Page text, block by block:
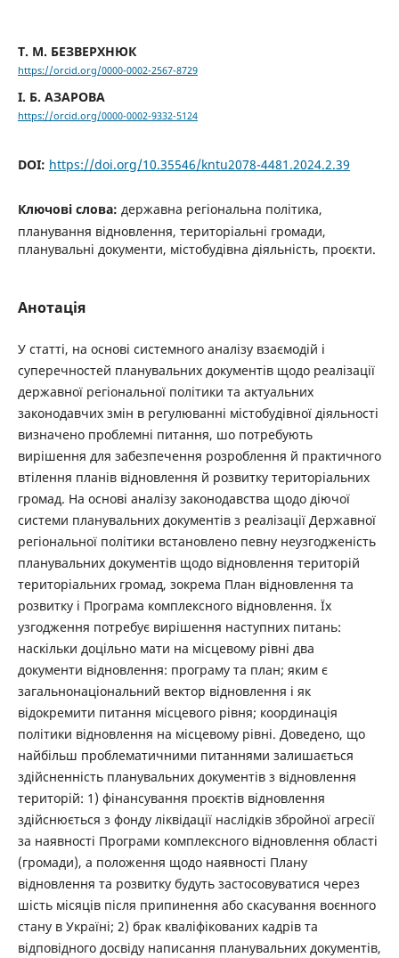
Т. М. БЕЗВЕРХНЮК
https://orcid.org/0000-0002-2567-8729
І. Б. АЗАРОВА
https://orcid.org/0000-0002-9332-5124
DOI: https://doi.org/10.35546/kntu2078-4481.2024.2.39
Ключові слова: державна регіональна політика,
планування відновлення, територіальні громади,
планувальні документи, містобудівна діяльність, проєкти.
Анотація
У статті, на основі системного аналізу взаємодій і
суперечностей планувальних документів щодо реалізації
державної регіональної політики та актуальних
законодавчих змін в регулюванні містобудівної діяльності
визначено проблемні питання, шо потребують
вирішення для забезпечення розроблення й практичного
втілення планів відновлення й розвитку територіальних
громад. На основі аналізу законодавства щодо діючої
системи планувальних документів з реалізації Державної
регіональної політики встановлено певну неузгодженість
планувальних документів щодо відновлення територій
територіальних громад, зокрема План відновлення та
розвитку і Програма комплексного відновлення. Їх
узгодження потребує вирішення наступних питань:
наскільки доцільно мати на місцевому рівні два
документи відновлення: програму та план; яким є
загальнонаціональний вектор відновлення і як
відокремити питання місцевого рівня; координація
політики відновлення на місцевому рівні. Доведено, що
найбільш проблематичними питаннями залишається
здійсненність планувальних документів з відновлення
територій: 1) фінансування проєктів відновлення
здійснюється з фонду ліквідації наслідків збройної агресії
за наявності Програми комплексного відновлення області
(громади), а положення щодо наявності Плану
відновлення та розвитку будуть застосовуватися через
шість місяців після припинення або скасування воєнного
стану в Україні; 2) брак кваліфікованих кадрів та
відповідного досвіду написання планувальних документів,